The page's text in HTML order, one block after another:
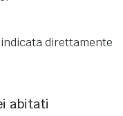
direttamente
abitati